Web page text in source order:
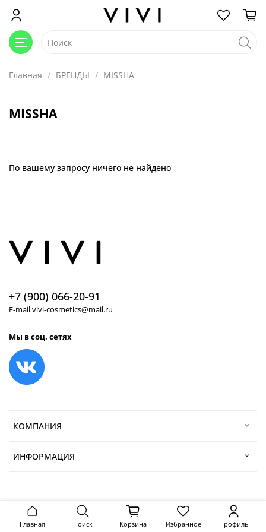
Главная БРЕНДЫ MISSHA
MISSHA
По вашему запросу ничего не найдено
КОМПАНИЯ
ИНФОРМАЦИЯ
+7 (900) 066-20-91
E-mail vivi-cosmetics@mail.ru
Мы в соц. сетях
Главная Поиск Корзина Избранное Профиль